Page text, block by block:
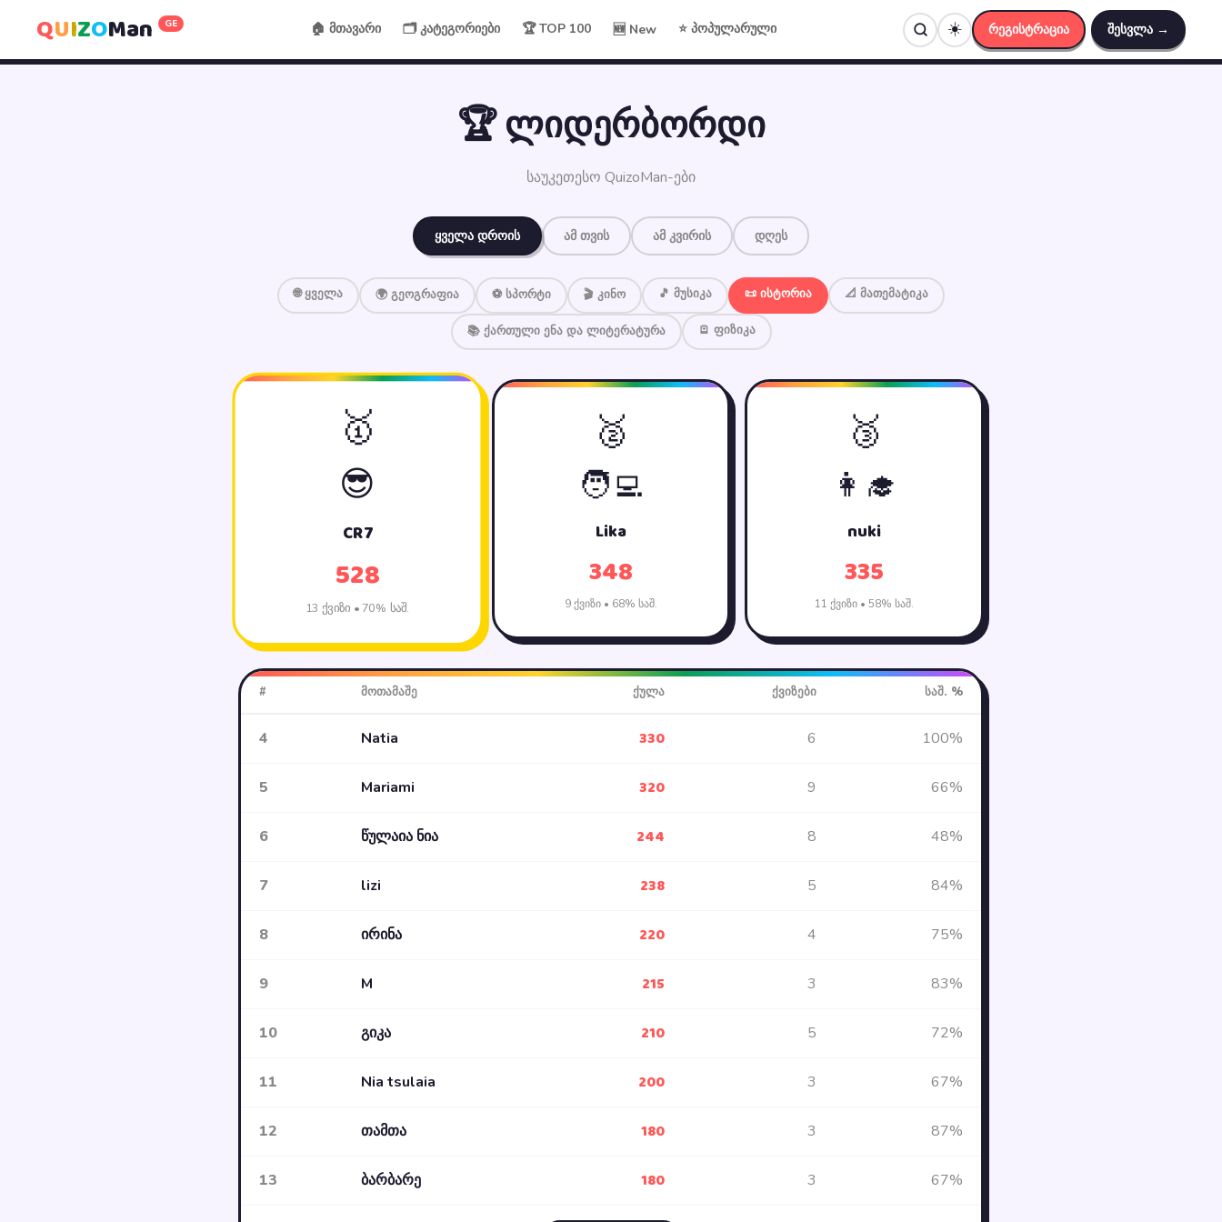
QUIZOMan GE 🏠 მთავარი 🗂 კატეგორიები 🏆 TOP 100 🆕 New ⭐ პოპულარული ☀️ რეგისტრაცია შესვლა →
🏆 ლიდერბორდი
საუკეთესო QuizoMan-ები
ყველა დროის ამ თვის ამ კვირის დღეს
🌐 ყველა 🌍 გეოგრაფია ⚽ სპორტი 🎬 კინო 🎵 მუსიკა 📜 ისტორია 📐 მათემატიკა
📚 ქართული ენა და ლიტერატურა 🪫 ფიზიკა
🥇
😎
CR7
528
13 ქვიზი • 70% საშ.
🥈
🧑‍💻
Lika
348
9 ქვიზი • 68% საშ.
🥉
👩‍🎓
nuki
335
11 ქვიზი • 58% საშ.
# მოთამაშე ქულა ქვიზები საშ. %
4 Natia 330 6 100%
5 Mariami 320 9 66%
6 წულაია ნია 244 8 48%
7 lizi 238 5 84%
8 ირინა 220 4 75%
9 M 215 3 83%
10 გიკა 210 5 72%
11 Nia tsulaia 200 3 67%
12 თამთა 180 3 87%
13 ბარბარე 180 3 67%